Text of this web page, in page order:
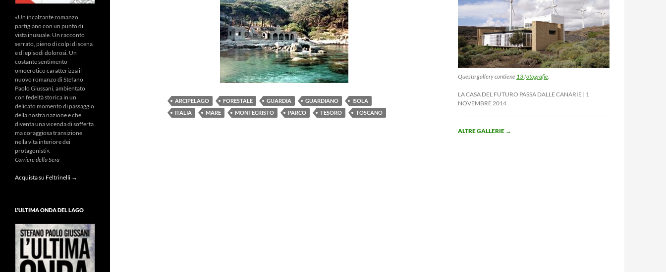
ARCIPELAGO FORESTALE GUARDIA GUARDIANO
ISOLA
ITALIA
MARE MONTECRISTO PARCO TESORO TOSCANO
Questa gallery contiene 13 fotografie.
LA CASA DEL FUTURO PASSA DALLE CANARIE 1
NOVEMBRE 2014
ALTRE GALLERIE →
«Un incalzante romanzo
partigiano con un punto di
vista inusuale. Un racconto
serrato, pieno di colpi di scena
e di episodi dolorosi. Un
costante sentimento
omoerotico caratterizza il
nuovo romanzo di Stefano
Paolo Giussani, ambientato
con fedeltà storica in un
delicato momento di passaggio
della nostra nazione e che
diventa una vicenda di sofferta
ma coraggiosa transizione
nella vita interiore dei
protagonisti».
Corriere della Sera
Acquista su Feltrinelli →
L’ULTIMA ONDA DEL LAGO